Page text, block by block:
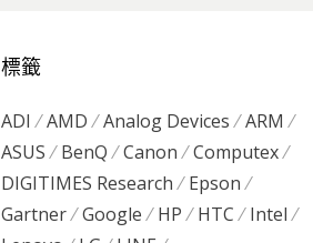
標籤
ADI AMD Analog Devices
ARM
ASUS
BenQ Canon
Computex
DIGITIMES Research
Epson
Gartner
Google HP HTC
Intel